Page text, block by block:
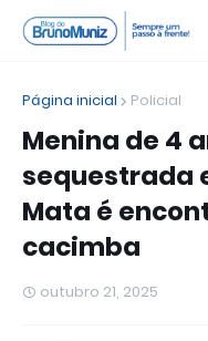
Página inicial Policial
Menina de 4
sequestrada
Mata é
cacimba
outubro 21, 2025